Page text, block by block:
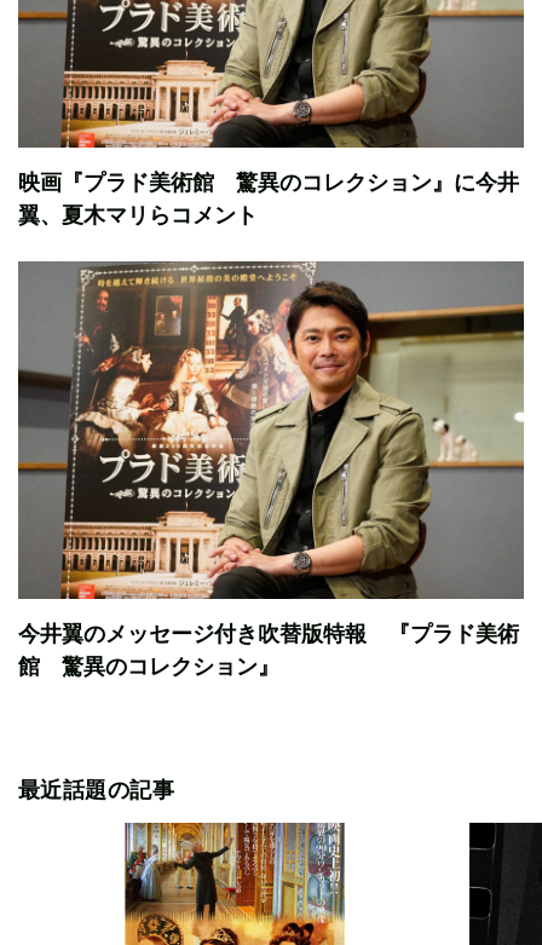
映画『プラド美術館 驚異のコレクション』に今井
翼、夏木マリらコメント
今井翼のメッセージ付き吹替版特報 『プラド美術
館 驚異のコレクション』
最近話題の記事